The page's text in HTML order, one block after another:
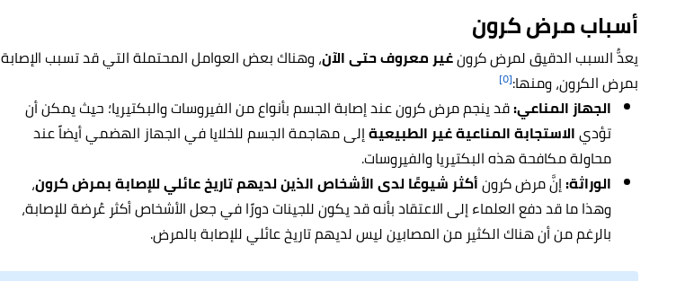
أسباب مرض كرون
يعدُّ السبب الدقيق لمرض كرونغير معروف حتى الآن، وهناك بعض العوامل المحتملة التي قد تسبب الإصابة
بمرض الكرون، ومنها:[٥]
الجهاز المناعي:قد ينجم مرض كرون عند إصابة الجسم بأنواع من الفيروسات والبكتيريا؛ حيث يمكن أن
تؤديالاستجابة المناعية غير الطبيعيةإلى مهاجمة الجسم للخلايا في الجهاز الهضمي أيضاً عند
محاولة مكافحة هذه البكتيريا والفيروسات.
الوراثة:إنَّ مرض كرونأكثر شيوعًا لدى الأشخاص الذين لديهم تاريخ عائلي للإصابة بمرض كرون،
وهذا ما قد دفع العلماء إلى الاعتقاد بأنه قد يكون للجينات دورًا في جعل الأشخاص أكثر عُرضة للإصابة،
بالرغم من أن هناك الكثير من المصابين ليس لديهم تاريخ عائلي للإصابة بالمرض.